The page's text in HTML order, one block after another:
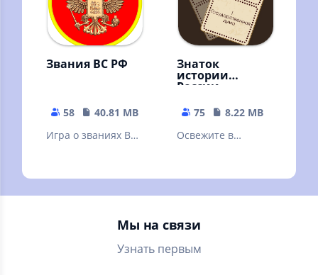
Звания ВС РФ
58
40.81 MB
Игра о званиях ВС
Знаток
истории
России
75
8.22 MB
Освежите в
событий
отечественной
Мы на связи
Узнать первым